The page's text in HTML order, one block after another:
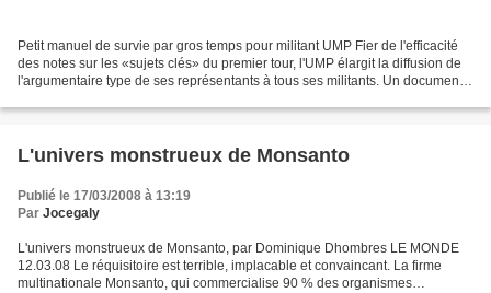
Petit manuel de survie par gros temps pour militant UMP Fier de l'efficacité
des notes sur les «sujets clés» du premier tour, l'UMP élargit la diffusion de
l'argumentaire type de ses représentants à tous ses militants. Un document
L'univers monstrueux de Monsanto
Publié le 17/03/2008 à 13:19
Par Jocegaly
L'univers monstrueux de Monsanto, par Dominique Dhombres LE MONDE
12.03.08 Le réquisitoire est terrible, implacable et convaincant. La firme
multinationale Monsanto, qui commercialise 90 % des organismes